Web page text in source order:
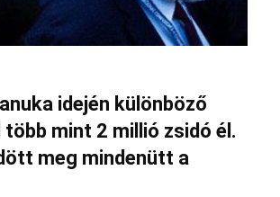
idején különböző
mint 2 millió zsidó él.
meg mindenütt a